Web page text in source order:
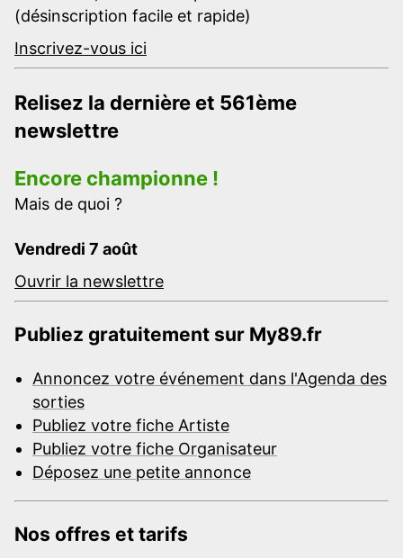
(désinscription facile et rapide)
Inscrivez-vous ici
Relisez la dernière et 561ème
newslettre
Encore championne !
Mais de quoi ?
Vendredi 7 août
Ouvrir la newslettre
Publiez gratuitement sur My89.fr
Annoncez votre événement dans l'Agenda des
sorties
Publiez votre fiche Artiste
Publiez votre fiche Organisateur
Déposez une petite annonce
Nos offres et tarifs